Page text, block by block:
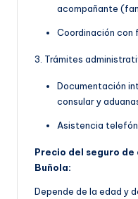
acompañante
Coordinación con
3. Trámites
Documentación
consular y
Asistencia
Precio del seguro
Buñola:
Depende de la edad y